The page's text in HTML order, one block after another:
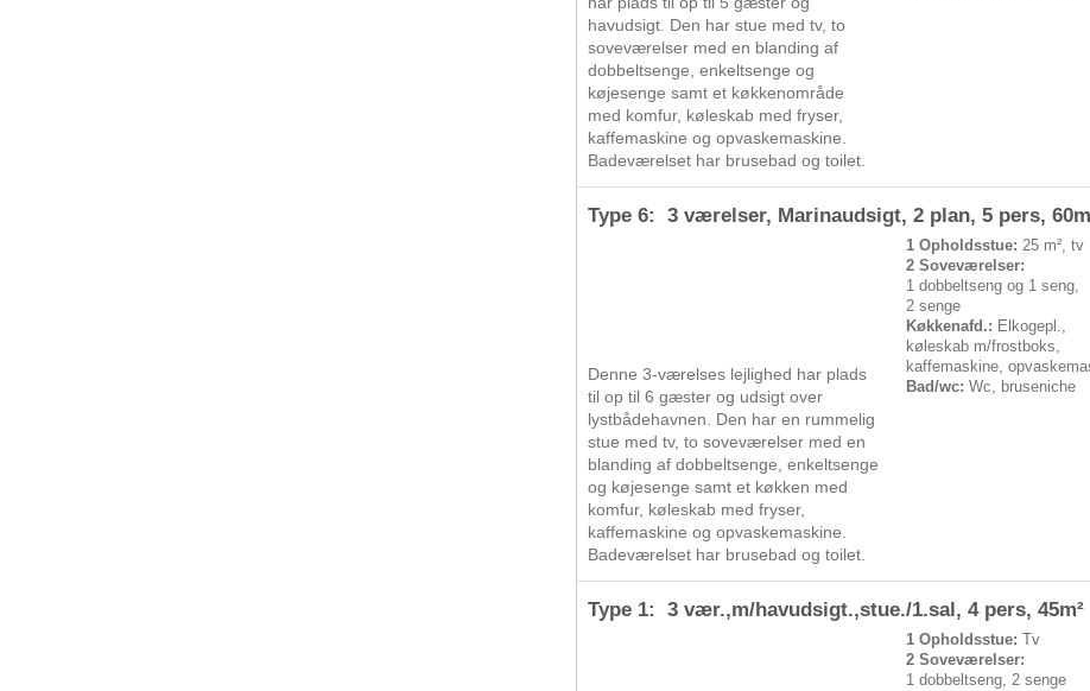
havudsigt. Den har stue med tv, to
soveværelser med en blanding af
dobbeltsenge, enkeltsenge og
køjesenge samt et køkkenområde
med komfur, køleskab med fryser,
kaffemaskine og opvaskemaskine.
Badeværelset har brusebad og toilet.
Type 6: 3 værelser, Marinaudsigt, 2 plan, 5 pers,
1 Opholdsstue: 25 m², tv
2 Soveværelser:
1 dobbeltseng og 1 seng,
2 senge
Køkkenafd.: Elkogepl.,
køleskab m/frostboks,
kaffemaskine,
Bad/wc: Wc, bruseniche
Denne 3-værelses lejlighed har plads
til op til 6 gæster og udsigt over
lystbådehavnen. Den har en rummelig
stue med tv, to soveværelser med en
blanding af dobbeltsenge, enkeltsenge
og køjesenge samt et køkken med
komfur, køleskab med fryser,
kaffemaskine og opvaskemaskine.
Badeværelset har brusebad og toilet.
Type 1: 3 vær.,m/havudsigt.,stue./1.sal, 4 pers, 45m²
1 Opholdsstue: Tv
2 Soveværelser:
1 dobbeltseng, 2 senge